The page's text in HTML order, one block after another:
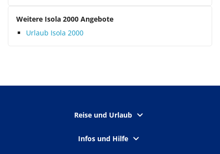
Weitere Isola 2000 Angebote
Urlaub Isola 2000
Reise und Urlaub
Infos und Hilfe